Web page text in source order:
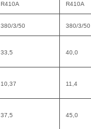
R410A R410A
380/3/50 380/3/50
33,5 40,0
10,37 11,4
37,5 45,0